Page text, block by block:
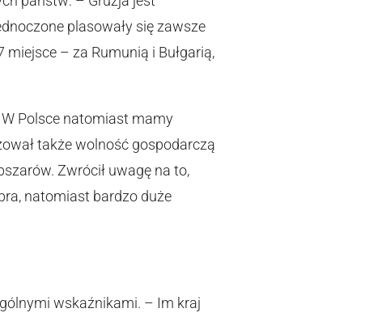
plasowały się zawsze
– za Rumunią i Bułgarią,
Polsce natomiast mamy
także wolność gospodarczą
Zwrócił uwagę na to,
natomiast bardzo duże
wskaźnikami. – Im kraj